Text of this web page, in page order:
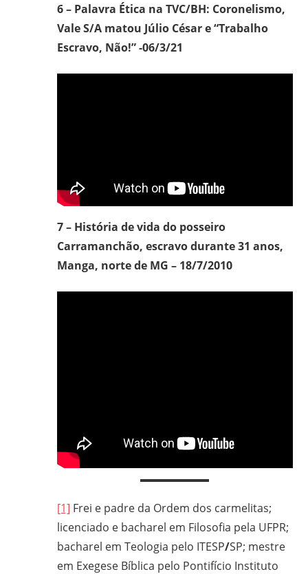
6 – Palavra Ética na TVC/BH: Coronelismo,
Vale S/A matou Júlio César e “Trabalho
Escravo, Não!” -06/3/21
7 – História de vida do posseiro
Carramanchão, escravo durante 31 anos,
Manga, norte de MG – 18/7/2010
[1] Frei e padre da Ordem dos carmelitas;
licenciado e bacharel em Filosofia pela UFPR;
bacharel em Teologia pelo ITESP/SP; mestre
em Exegese Bíblica pelo Pontifício Instituto